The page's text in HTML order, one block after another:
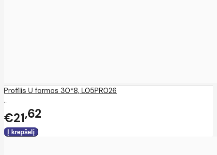
Profilis U formos 30*8, L05PR026
..
€21 62